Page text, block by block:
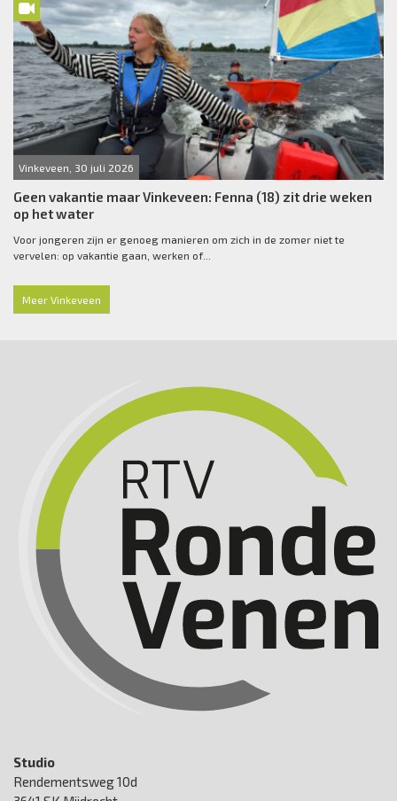
Vinkeveen, 30 juli 2026
Geen vakantie maar Vinkeveen: Fenna (18) zit drie weken
op het water
Voor jongeren zijn er genoeg manieren om zich in de zomer niet te
vervelen: op vakantie gaan, werken of...
Meer Vinkeveen
Studio
Rendementsweg 10d